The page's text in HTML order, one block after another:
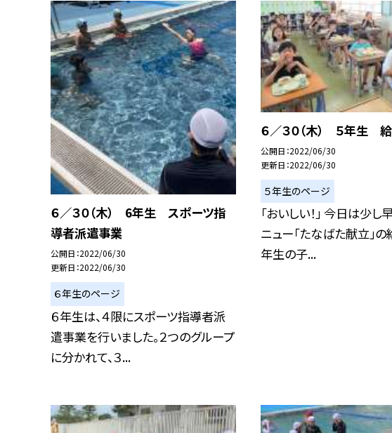
６／３０（木） 6年生 スポーツ指
導者派遣事業
公開日 2022/06/30
更新日 2022/06/30
６年生のページ
６年生は、４限にスポーツ指導者派
遣事業を行いました。２つのグループ
に分かれて、３...
６／３０（木） ５年生
公開日 2022/06/30
更新日 2022/06/30
５年生のページ
「おいしい！」 今日は少し
ニュー「たなばた献立」の
年生の子...